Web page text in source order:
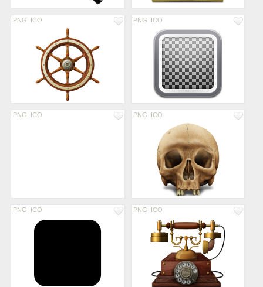
PNG ICO PNG ICO
PNG ICO PNG ICO
PNG ICO PNG ICO